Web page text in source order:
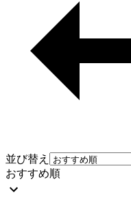
並び替え
おすすめ順